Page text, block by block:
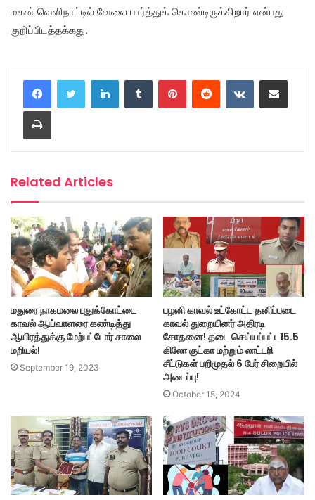
மகன் வெளிநாட்டில் வேலை பார்த்துக் கொண்டிருக்கிறார் என்பது
குறிப்பிடத்தக்கது.
LinkedInTumblr PinterestReddit VKontakteShare via Email
Print
Related Articles
மதுரை நாகமலை புதுக்கோட்டை
காவல் ஆய்வாளரை கண்டித்து
ஆயிரத்துக்கு மேற்பட்டோர் சாலை
மறியல்!
September 19, 2023
பழனி காவல் உட்கோட்ட தனிப்படை
காவல் துறையினர் அதிரடி
சோதனை! தடை செய்யப்பட்ட15.5
கிலோ குட்கா மற்றும் லாட்டரி
சீட்டுகள் பறிமுதல் 6 பேர் சிறையில்
அடைப்பு!
October 15, 2024